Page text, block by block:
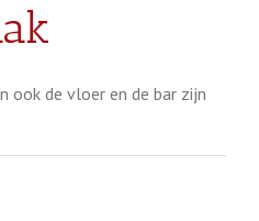
ook de vloer en de bar zijn